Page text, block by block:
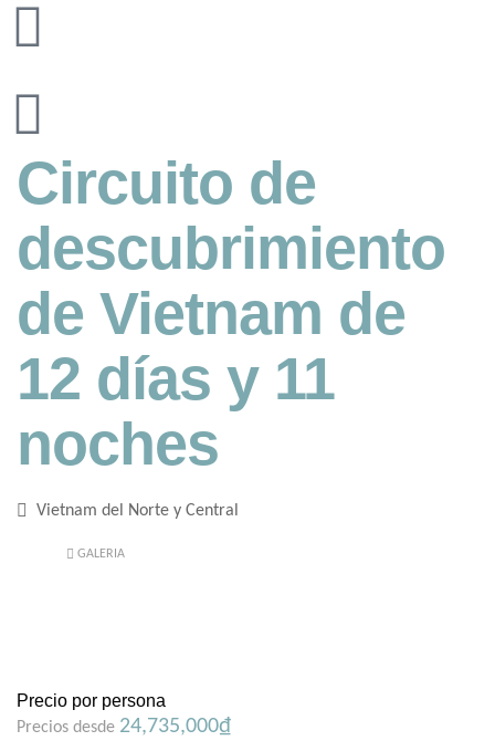
Circuito de
descubrimiento
de Vietnam de
12 días y 11
noches
Vietnam del Norte y Central
GALERIA
Precio por persona
Precios desde 24,735,000₫